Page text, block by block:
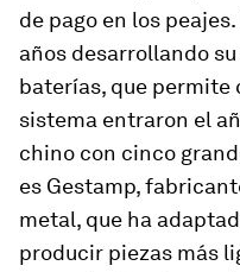
de pago en los
años desarrollando
baterías, que permite
sistema entraron el
chino con cinco
es Gestamp,
metal, que ha
producir piezas más